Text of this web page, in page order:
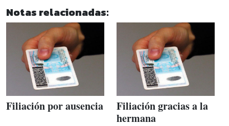
Notas relacionadas:
Filiación por ausencia
Filiación gracias a la
hermana